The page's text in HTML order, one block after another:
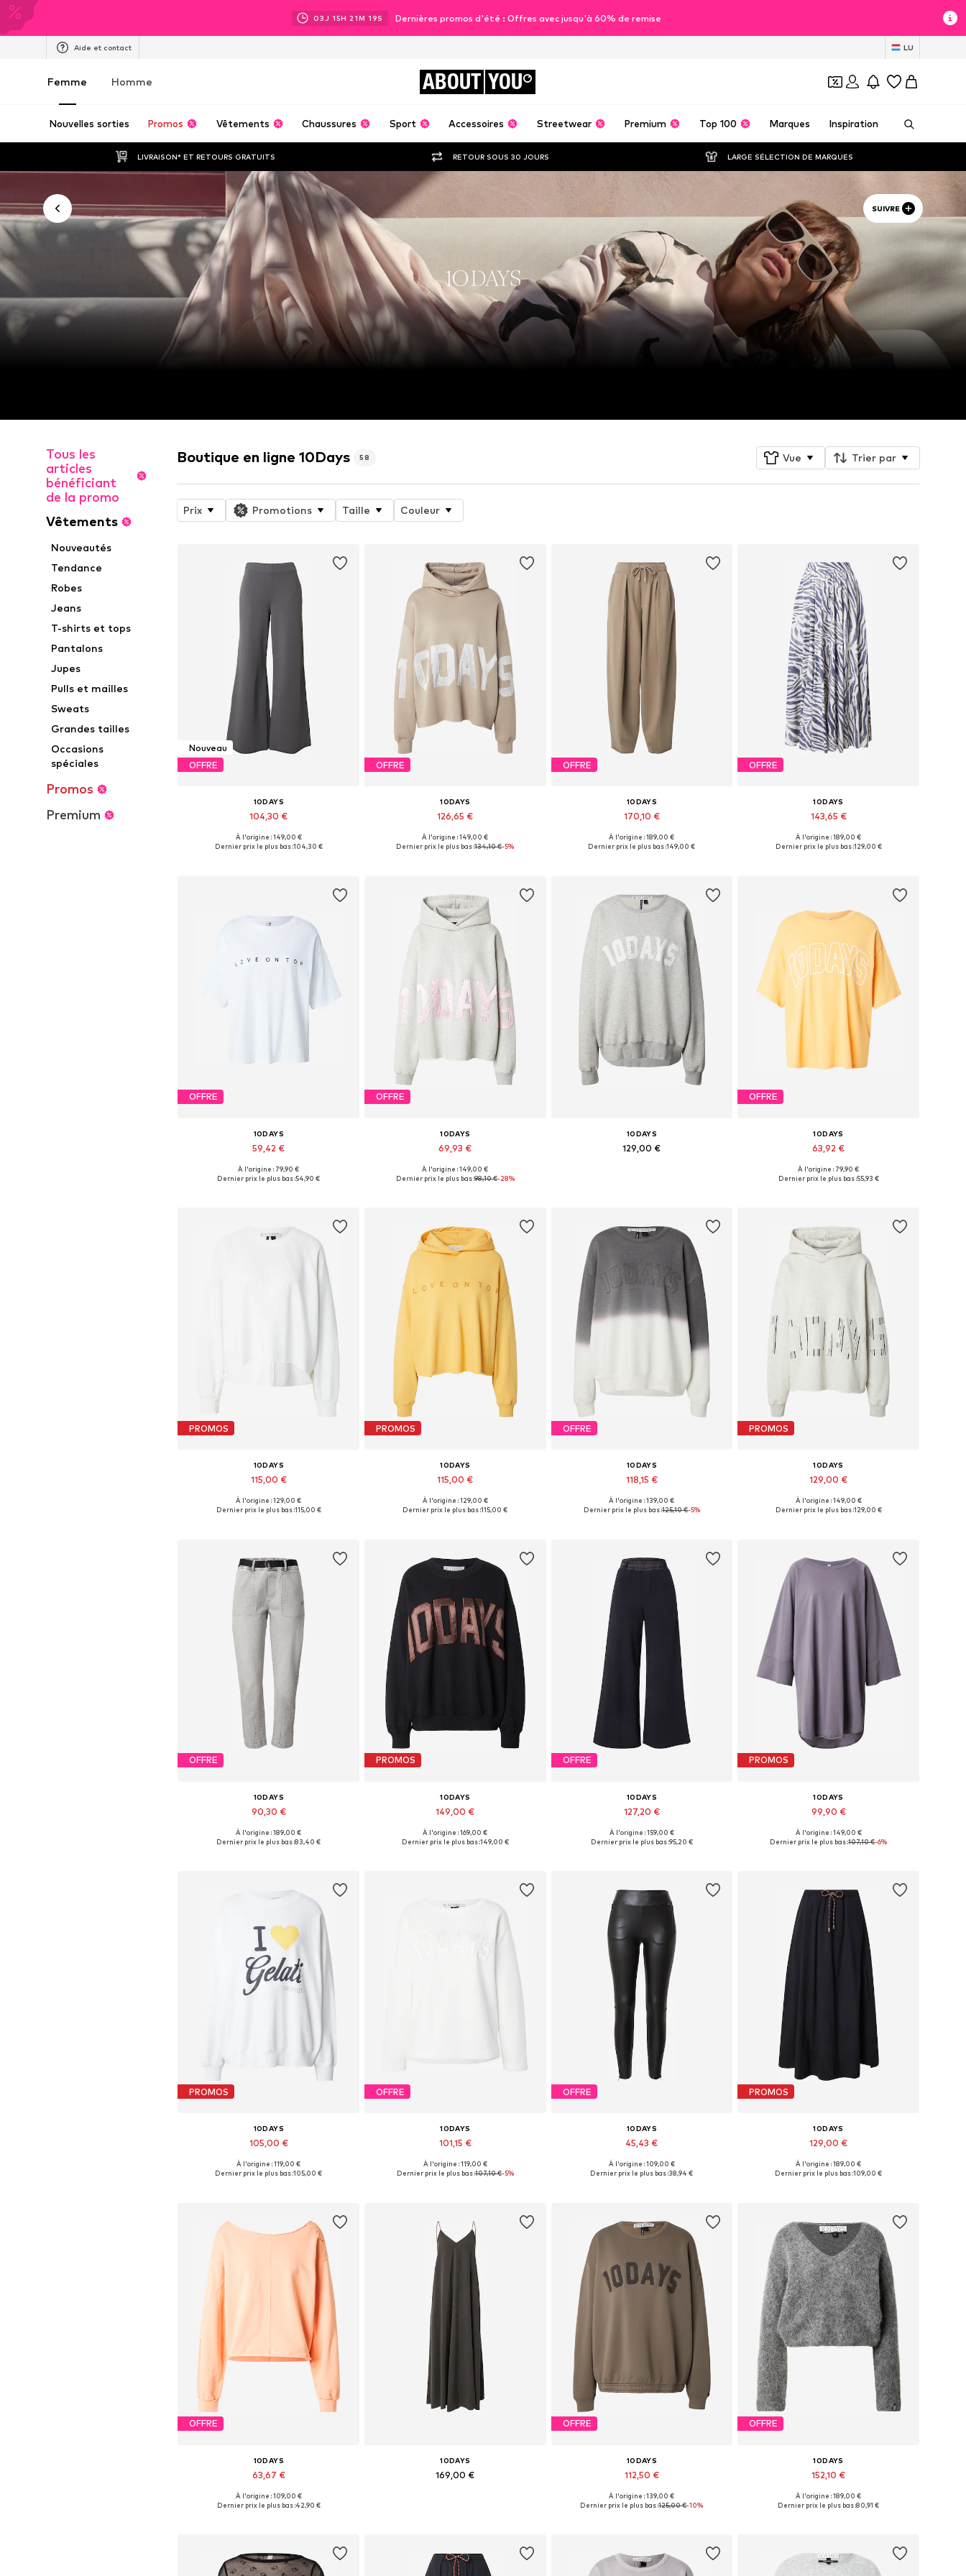
03J 15H 21M 18S Dernières promos d'été : Offres avec jusqu'à 60% de remise
Aide et contact LU
Femme Homme ABOUT YOU
Nouvelles sorties Promos Vêtements Chaussures Sport Accessoires Streetwear Premium Top 100 Marques Inspiration
LIVRAISON* ET RETOURS GRATUITS RETOUR SOUS 30 JOURS LARGE SÉLECTION DE MARQUES
SUIVRE
Tous les
articles
bénéficiant
de la promo
Vêtements
Nouveautés
Tendance
Robes
Jeans
T-shirts et tops
Pantalons
Jupes
Pulls et mailles
Sweats
Grandes tailles
Occasions
spéciales
Promos
Premium
Boutique en ligne 10Days 58 Vue Trier par
Prix Promotions Taille Couleur
Nouveau
OFFRE
10DAYS
104,30 €
Tailles disponibles: 34, 36, 38, 40, 42
À l'origine : 149,00 €
Dernier prix le plus bas :104,30 €
OFFRE
10DAYS
126,65 €
Tailles disponibles: XS, S, M, L, XL
À l'origine : 149,00 €
Dernier prix le plus bas :134,10 €-5%
OFFRE
10DAYS
170,10 €
Tailles disponibles: 34, 36, 38, 40, 42
À l'origine : 189,00 €
Dernier prix le plus bas :149,00 €
OFFRE
10DAYS
143,65 €
Tailles disponibles: 34, 36, 38, 40
À l'origine : 189,00 €
Dernier prix le plus bas :129,00 €
OFFRE
10DAYS
59,42 €
Tailles disponibles: S, M, L, XL
À l'origine : 79,90 €
Dernier prix le plus bas :54,90 €
OFFRE
10DAYS
69,93 €
Tailles disponibles: XS, S, M
À l'origine : 149,00 €
Dernier prix le plus bas :98,10 €-28%
10DAYS
129,00 €
OFFRE
10DAYS
63,92 €
Tailles disponibles: XS, S, M, L
À l'origine : 79,90 €
Dernier prix le plus bas :55,93 €
PROMOS
10DAYS
115,00 €
Tailles disponibles: XS, S, M, L, XL
À l'origine : 129,00 €
Dernier prix le plus bas :115,00 €
PROMOS
10DAYS
115,00 €
Tailles disponibles: XS, S, M, L, XL
À l'origine : 129,00 €
Dernier prix le plus bas :115,00 €
OFFRE
10DAYS
118,15 €
Tailles disponibles: XS, S, M, L, XL
À l'origine : 139,00 €
Dernier prix le plus bas :125,10 €-5%
PROMOS
10DAYS
129,00 €
Tailles disponibles: XS, S, M, L, XL
À l'origine : 149,00 €
Dernier prix le plus bas :129,00 €
OFFRE
10DAYS
90,30 €
Tailles disponibles: 27-28, 29, 32-33
À l'origine : 189,00 €
Dernier prix le plus bas :83,40 €
PROMOS
10DAYS
149,00 €
Tailles disponibles: XS, S, M, L, XL
À l'origine : 169,00 €
Dernier prix le plus bas :149,00 €
OFFRE
10DAYS
127,20 €
Tailles disponibles: 34, 36, 38, 40, 42
À l'origine : 159,00 €
Dernier prix le plus bas :95,20 €
PROMOS
10DAYS
99,90 €
Tailles disponibles: 34, 36, 38, 40
À l'origine : 149,00 €
Dernier prix le plus bas :107,10 €-6%
PROMOS
10DAYS
105,00 €
Tailles disponibles: XS, S, M, L, XL
À l'origine : 119,00 €
Dernier prix le plus bas :105,00 €
OFFRE
10DAYS
101,15 €
Tailles disponibles: XS, S, M, L, XL
À l'origine : 119,00 €
Dernier prix le plus bas :107,10 €-5%
OFFRE
10DAYS
45,43 €
Tailles disponibles: XS, S, M
À l'origine : 109,00 €
Dernier prix le plus bas :38,94 €
PROMOS
10DAYS
129,00 €
Tailles disponibles: 36, 38
À l'origine : 189,00 €
Dernier prix le plus bas :109,00 €
OFFRE
10DAYS
63,67 €
Tailles disponibles: S, M
À l'origine : 109,00 €
Dernier prix le plus bas :42,90 €
10DAYS
169,00 €
OFFRE
10DAYS
112,50 €
Tailles disponibles: XS, S, M, L, XL
À l'origine : 139,00 €
Dernier prix le plus bas :125,00 €-10%
OFFRE
10DAYS
152,10 €
Tailles disponibles: M, L
À l'origine : 189,00 €
Dernier prix le plus bas :80,91 €